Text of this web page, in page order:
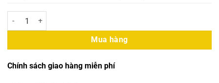
Osterberg – Sinh Tố Vị Vải 1L (12 Chai/Thùng) số lượng
Mua hàng
Chính sách giao hàng miễn phí